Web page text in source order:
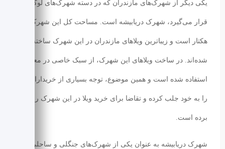
یکی دیگر از شهرک‌های مازندران که در دسته شهرک‌های لوکس
هکتار است و زیباترین ویلاهای مازندران در این شهرک ساخته
شده‌اند. در ساخت ویلاهای این شهرک، از سبک خاصی در معماری
استفاده شده است و همین موضوع، توجه بسیاری از خریداران ویلا
را به خود جلب کرده و تقاضا برای خرید ویلا در این شهرک را بالا
برده است.
شهرک دریابیشه به عنوان یکی از شهرک‌های جنگلی و ساحلی